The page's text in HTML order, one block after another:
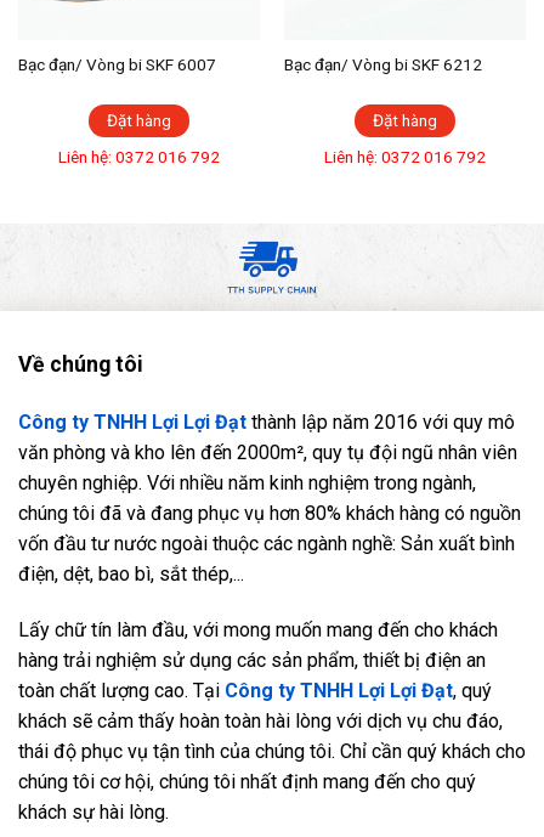
Bạc đạn/ Vòng bi SKF 6007
Đặt hàng
Liên hệ: 0372 016 792
Bạc đạn/ Vòng bi SKF 6212
Đặt hàng
Liên hệ: 0372 016 792
Về chúng tôi
Công ty TNHH Lợi Lợi Đạt thành lập năm 2016 với quy mô
văn phòng và kho lên đến 2000m², quy tụ đội ngũ nhân viên
chuyên nghiệp. Với nhiều năm kinh nghiệm trong ngành,
chúng tôi đã và đang phục vụ hơn 80% khách hàng có nguồn
vốn đầu tư nước ngoài thuộc các ngành nghề: Sản xuất bình
điện, dệt, bao bì, sắt thép,...
Lấy chữ tín làm đầu, với mong muốn mang đến cho khách
hàng trải nghiệm sử dụng các sản phẩm, thiết bị điện an
toàn chất lượng cao. Tại Công ty TNHH Lợi Lợi Đạt, quý
khách sẽ cảm thấy hoàn toàn hài lòng với dịch vụ chu đáo,
thái độ phục vụ tận tình của chúng tôi. Chỉ cần quý khách cho
chúng tôi cơ hội, chúng tôi nhất định mang đến cho quý
khách sự hài lòng.